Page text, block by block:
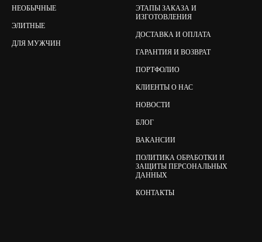
НЕОБЫЧНЫЕ
ЭЛИТНЫЕ
ДЛЯ МУЖЧИН
ЭТАПЫ ЗАКАЗА И
ИЗГОТОВЛЕНИЯ
ДОСТАВКА И ОПЛАТА
ГАРАНТИЯ И ВОЗВРАТ
ПОРТФОЛИО
КЛИЕНТЫ О НАС
НОВОСТИ
БЛОГ
ВАКАНСИИ
ПОЛИТИКА ОБРАБОТКИ И
ЗАЩИТЫ ПЕРСОНАЛЬНЫХ
ДАННЫХ
КОНТАКТЫ